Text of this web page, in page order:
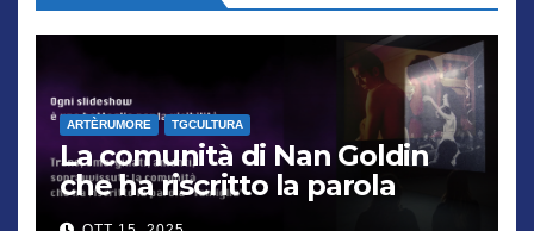
ARTÈRUMORE TGCULTURA
La comunità di Nan Goldin
che ha riscritto la parola
“famiglia”